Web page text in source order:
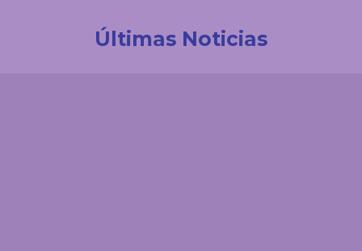
Últimas Noticias